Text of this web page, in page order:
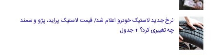
نرخ جدید لاستیک خودرو اعلام شد/ قیمت لاستیک پراید، پژو و سمند
چه تغییری کرد؟ + جدول